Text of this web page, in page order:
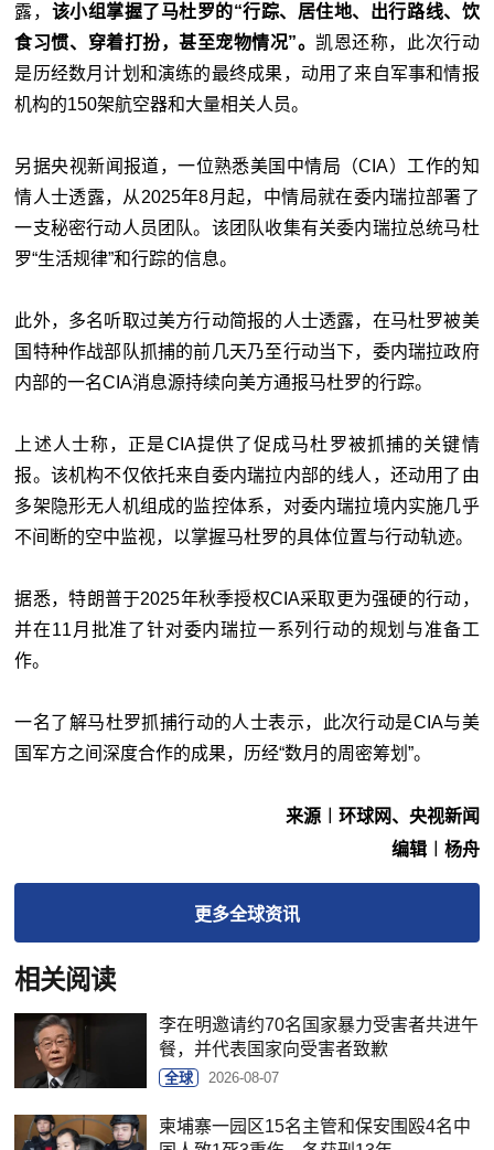
露， 该小组掌握了马杜罗的“行踪、居住地、出行路线、饮
食习惯、穿着打扮，甚至宠物情况”。 凯恩还称，此次行动
是历经数月计划和演练的最终成果，动用了来自军事和情报
机构的150架航空器和大量相关人员。
另据央视新闻报道，一位熟悉美国中情局（CIA）工作的知
情人士透露，从2025年8月起，中情局就在委内瑞拉部署了
一支秘密行动人员团队。该团队收集有关委内瑞拉总统马杜
罗“生活规律”和行踪的信息。
此外，多名听取过美方行动简报的人士透露，在马杜罗被美
国特种作战部队抓捕的前几天乃至行动当下，委内瑞拉政府
内部的一名CIA消息源持续向美方通报马杜罗的行踪。
上述人士称，正是CIA提供了促成马杜罗被抓捕的关键情
报。该机构不仅依托来自委内瑞拉内部的线人，还动用了由
多架隐形无人机组成的监控体系，对委内瑞拉境内实施几乎
不间断的空中监视，以掌握马杜罗的具体位置与行动轨迹。
据悉，特朗普于2025年秋季授权CIA采取更为强硬的行动，
并在11月批准了针对委内瑞拉一系列行动的规划与准备工
作。
一名了解马杜罗抓捕行动的人士表示，此次行动是CIA与美
国军方之间深度合作的成果，历经“数月的周密筹划”。
来源︱环球网、央视新闻
编辑︱杨舟
更多全球资讯
相关阅读
李在明邀请约70名国家暴力受害者共进午
餐，并代表国家向受害者致歉
全球 2026-08-07
柬埔寨一园区15名主管和保安围殴4名中